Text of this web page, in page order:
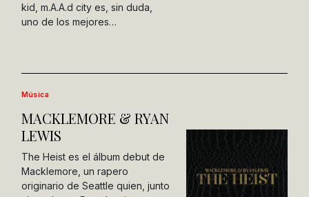
kid, m.A.A.d city es, sin duda,
uno de los mejores…
Música
MACKLEMORE & RYAN
LEWIS
The Heist es el álbum debut de
Macklemore, un rapero
originario de Seattle quien, junto